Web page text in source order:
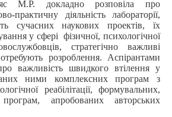
М.Р. докладно розповіла про
практичну діяльність лабораторії,
сучасних наукових проектів, їх
у сфері фізичної, психологічної
стратегічно важливі
розроблення. Аспірантами
важливість швидкого втілення у
ними комплексних програм з
реабілітації, формувальних,
програм, апробованих авторських